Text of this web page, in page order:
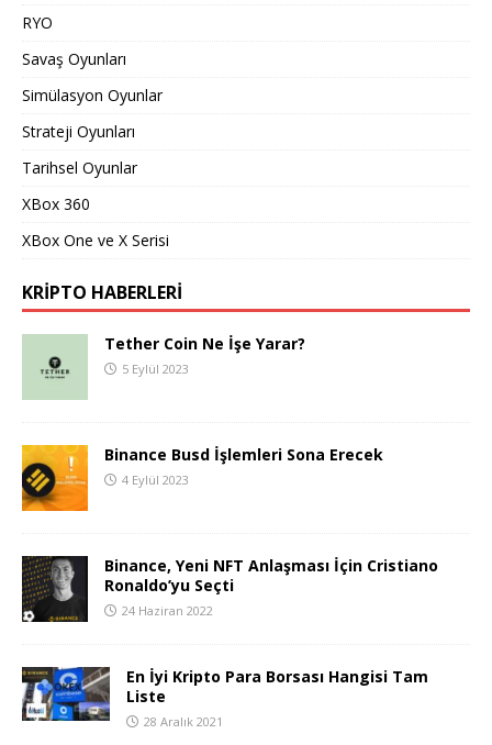
RYO
Savaş Oyunları
Simülasyon Oyunlar
Strateji Oyunları
Tarihsel Oyunlar
XBox 360
XBox One ve X Serisi
KRIPTO HABERLERI
Tether Coin Ne İşe Yarar?
5 Eylül 2023
Binance Busd İşlemleri Sona Erecek
4 Eylül 2023
Binance, Yeni NFT Anlaşması İçin Cristiano
Ronaldo’yu Seçti
24 Haziran 2022
En İyi Kripto Para Borsası Hangisi Tam
Liste
28 Aralık 2021